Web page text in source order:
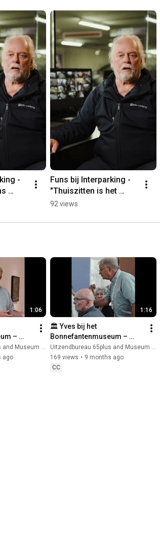
-
Funs bij Interparking -
"Thuiszitten is het
laatste wat ik wou"
92 views
1:06
–
en
Plus Bus
ago
1:16
🏛️ Yves bij het
Bonnefantenmuseum –
actief blijven en onder de
mensen zijn
Uitzendbureau 65plus and Museum Plus Bus
169 views • 9 months ago
CC